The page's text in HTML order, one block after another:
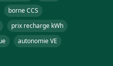
borne CCS
prix recharge kWh
autonomie VE